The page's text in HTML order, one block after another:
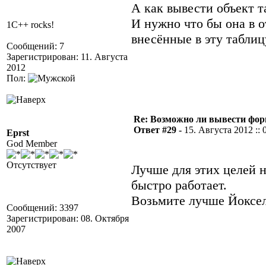
1C++ rocks!
Сообщений: 7
Зарегистрирован: 11. Августа
2012
Пол:
А как вывести объект
И нужно что бы она в
внесённые в эту
Eprst
God Member
Отсутствует
Сообщений: 3397
Зарегистрирован: 08. Октября
2007
Re: Возможно ли вывести
Ответ #29 - 15. Августа 2012 ::
Лучше для этих целей
быстро работает.
Возьмите лучше